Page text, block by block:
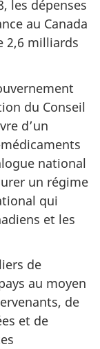
les dépenses
au Canada
2,6 milliards
du Conseil
d’un
national
un régime
qui
et les
de
au moyen
de
et de